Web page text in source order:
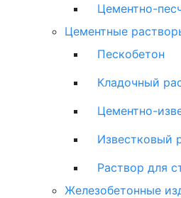
Цементно-
Цементные
Пескобетон
Кладочный
Цементно-
Известковый
Раствор для
Железобетонные